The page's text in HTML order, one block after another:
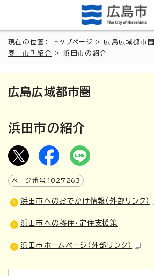
現在の位置： トップページ >広島広域都市圏
圏 市町紹介
> 浜田市の紹介
広島広域都市圏
浜田市の紹介
ページ番号 1027263
浜田市へのおでかけ情報 （外部リンク）
浜田市への移住・定住支援策
浜田市ホームページ （外部リンク）